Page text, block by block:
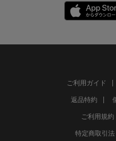
ご利用ガイド
返品特約
ご利用規約
特定商取引